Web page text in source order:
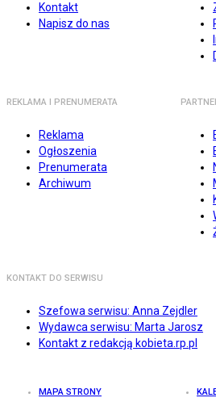
Kontakt
Napisz do nas
REKLAMA I PRENUMERATA
Reklama
Ogłoszenia
Prenumerata
Archiwum
KONTAKT DO SERWISU
Szefowa serwisu: Anna Zejdler
Wydawca serwisu: Marta Jarosz
Kontakt z redakcją kobieta.rp.pl
MAPA STRONY